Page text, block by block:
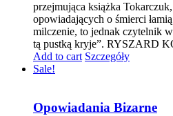
przejmująca książka
opowiadających o śmierci
milczenie, to jednak czytelnik
tą pustką kryje”. RYSZARD
Add to cart Szczegóły
Sale!
Opowiadania Bizarne